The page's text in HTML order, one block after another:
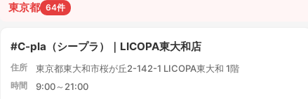
東京都 64件
#C-pla（シープラ）｜LICOPA東大和店
住所 東京都東大和市桜が丘2-142-1 LICOPA東大和 1階
時間 9:00～21:00